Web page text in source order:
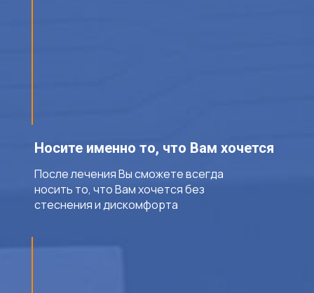
После лечения Вы сможете всегда
носить то, что Вам хочется без
стеснения и дискомфорта
Носите именно то, что Вам хочется